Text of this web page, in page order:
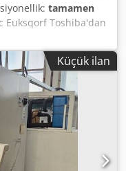
tamamen
Euksqorf Toshiba'dan
Ünite 2018 üretim
Ünite 45kW'a sahiptir.
Küçük ilan